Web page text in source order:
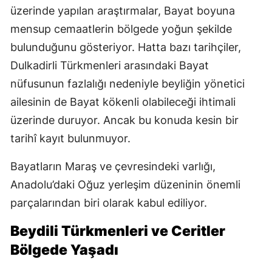
üzerinde yapılan araştırmalar, Bayat boyuna
mensup cemaatlerin bölgede yoğun şekilde
bulunduğunu gösteriyor. Hatta bazı tarihçiler,
Dulkadirli Türkmenleri arasındaki Bayat
nüfusunun fazlalığı nedeniyle beyliğin yönetici
ailesinin de Bayat kökenli olabileceği ihtimali
üzerinde duruyor. Ancak bu konuda kesin bir
tarihî kayıt bulunmuyor.
Bayatların Maraş ve çevresindeki varlığı,
Anadolu’daki Oğuz yerleşim düzeninin önemli
parçalarından biri olarak kabul ediliyor.
Beydili Türkmenleri ve Ceritler
Bölgede Yaşadı